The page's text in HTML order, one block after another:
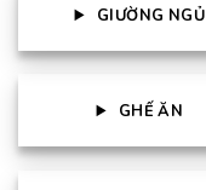
GIƯỜNG NGỦ
GHẾ ĂN